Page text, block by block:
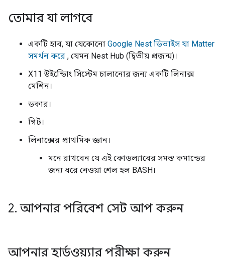
তোমার যা লাগবে
একটি হাব, যা যেকোনো Google Nest ডিভাইস যা Matter
সমর্থন করে , যেমন Nest Hub (দ্বিতীয় প্রজন্ম)।
X11 উইন্ডোিং সিস্টেম চালানোর জন্য একটি লিনাক্স
মেশিন।
ডকার।
গিট।
লিনাক্সের প্রাথমিক জ্ঞান।
মনে রাখবেন যে এই কোডল্যাবের সমস্ত কমান্ডের
জন্য ধরে নেওয়া শেল হল BASH।
2. আপনার পরিবেশ সেট আপ করুন
আপনার হার্ডওয়্যার পরীক্ষা করুন